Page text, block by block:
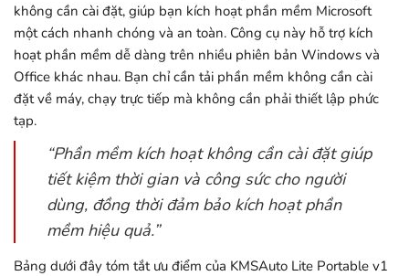
không cần cài đặt, giúp bạn kích hoạt phần mềm Microsoft
một cách nhanh chóng và an toàn. Công cụ này hỗ trợ kích
hoạt phần mềm dễ dàng trên nhiều phiên bản Windows và
Office khác nhau. Bạn chỉ cần tải phần mềm không cần cài
đặt về máy, chạy trực tiếp mà không cần phải thiết lập phức
tạp.
“Phần mềm kích hoạt không cần cài đặt giúp
tiết kiệm thời gian và công sức cho người
dùng, đồng thời đảm bảo kích hoạt phần
mềm hiệu quả.”
Bảng dưới đây tóm tắt ưu điểm của KMSAuto Lite Portable v1